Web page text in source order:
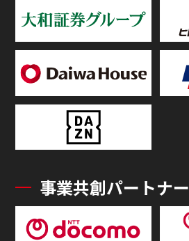
事業共創パートナー